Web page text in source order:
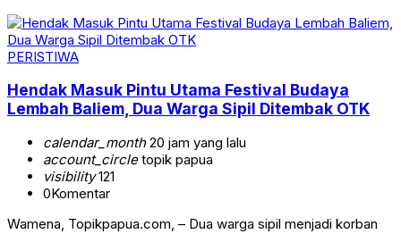
PERISTIWA
Hendak Masuk Pintu Utama Festival Budaya
Lembah Baliem, Dua Warga Sipil Ditembak OTK
calendar_month20 jam yang lalu
account_circletopik papua
visibility121
0Komentar
Wamena, Topikpapua.com, – Dua warga sipil menjadi korban